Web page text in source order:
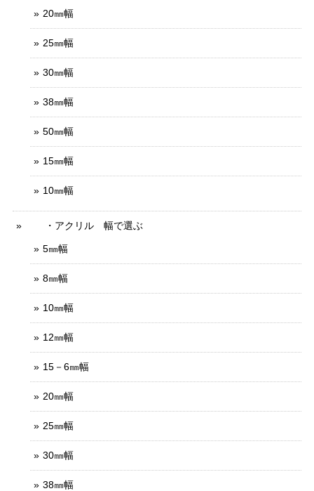
20㎜幅
25㎜幅
30㎜幅
38㎜幅
50㎜幅
15㎜幅
10㎜幅
・アクリル 幅で選ぶ
5㎜幅
8㎜幅
10㎜幅
12㎜幅
15－6㎜幅
20㎜幅
25㎜幅
30㎜幅
38㎜幅